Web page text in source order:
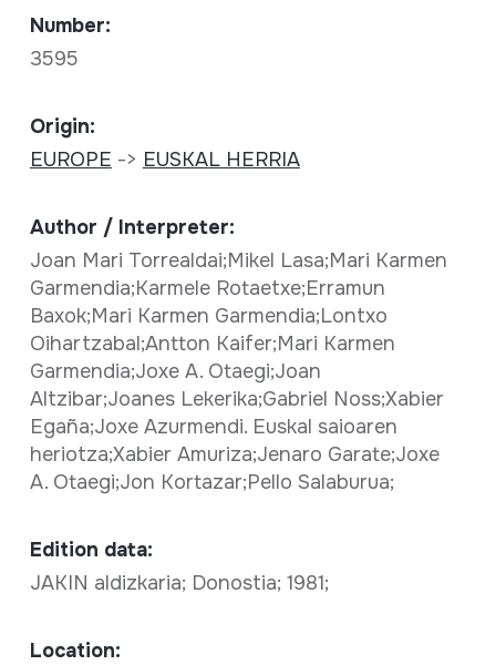
Number:
3595
Origin:
EUROPE -> EUSKAL HERRIA
Author / Interpreter:
Joan Mari Torrealdai;Mikel Lasa;Mari Karmen
Garmendia;Karmele Rotaetxe;Erramun
Baxok;Mari Karmen Garmendia;Lontxo
Oihartzabal;Antton Kaifer;Mari Karmen
Garmendia;Joxe A. Otaegi;Joan
Altzibar;Joanes Lekerika;Gabriel Noss;Xabier
Egaña;Joxe Azurmendi. Euskal saioaren
heriotza;Xabier Amuriza;Jenaro Garate;Joxe
A. Otaegi;Jon Kortazar;Pello Salaburua;
Edition data:
JAKIN aldizkaria; Donostia; 1981;
Location: